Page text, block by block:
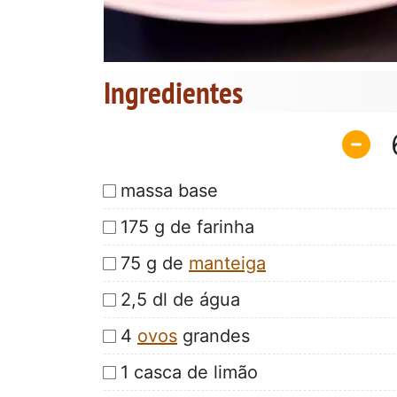
Ingredientes
massa base
175 g de farinha
75 g de manteiga
2,5 dl de água
4 ovos grandes
1 casca de limão